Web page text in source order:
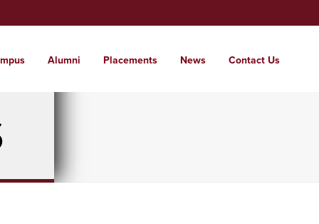
Alumni Placements News Contact Us
of the institute
a world where students are nurtured into
citizens with local roots.
of institutes from KG to PG and
. . .
campus for care free learning.